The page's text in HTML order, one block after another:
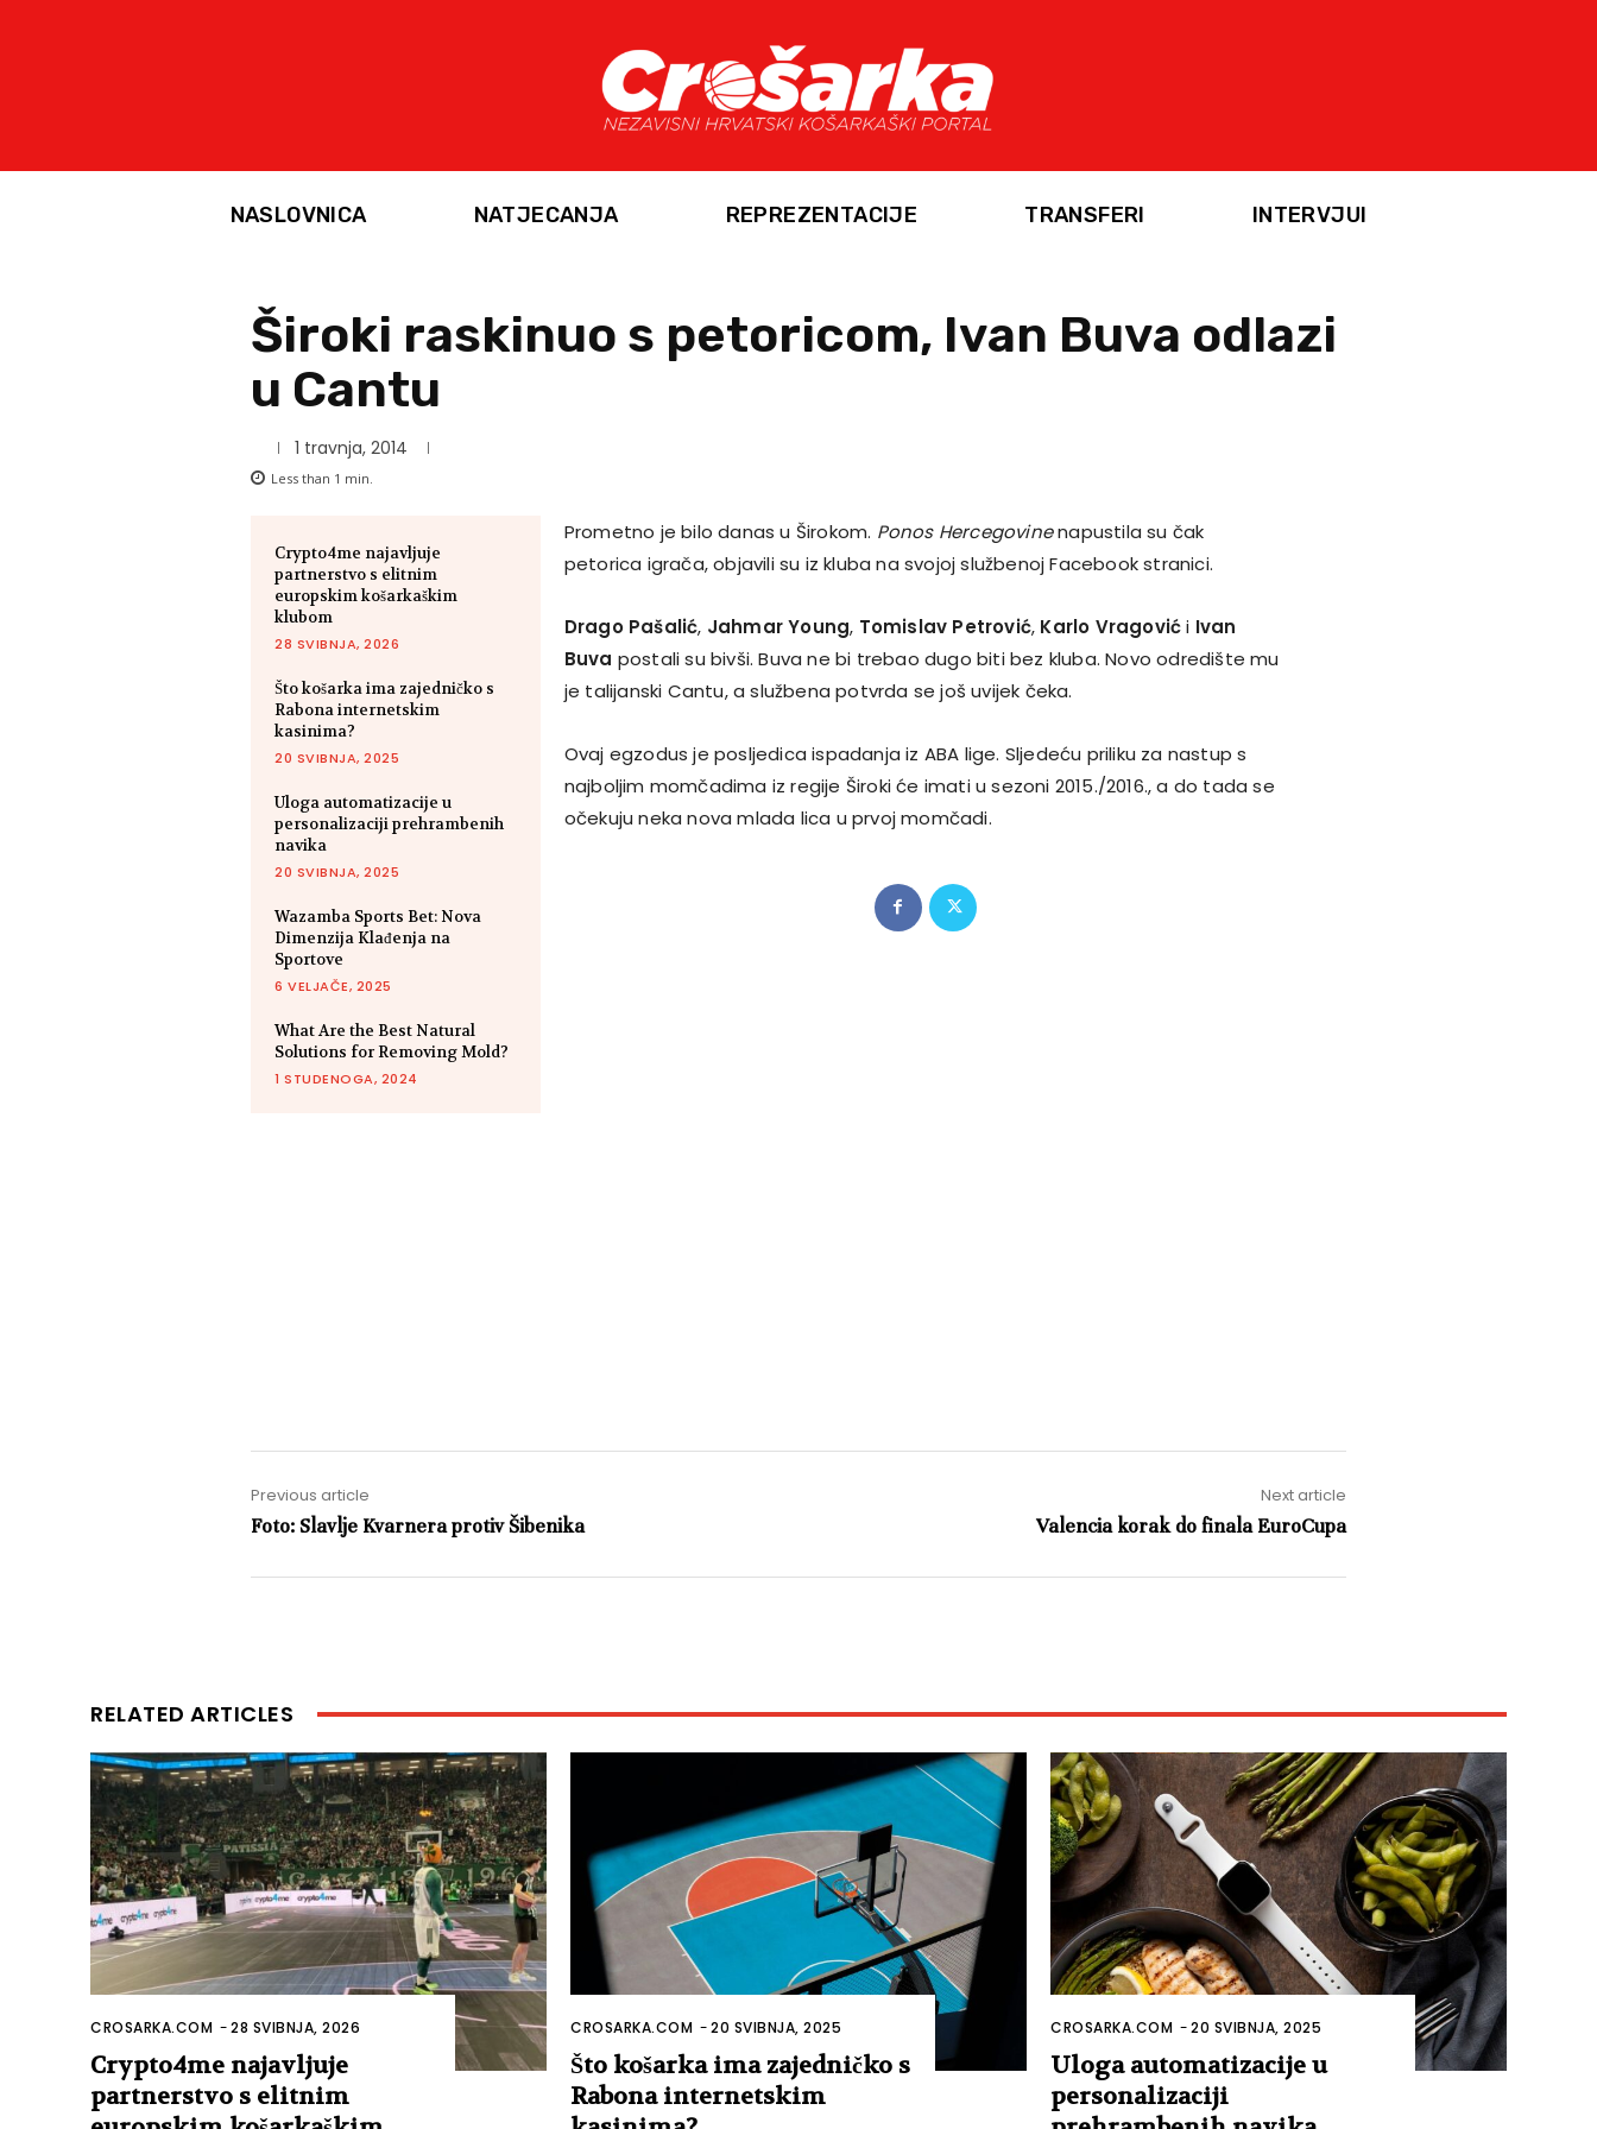
NASLOVNICA NATJECANJA REPREZENTACIJE TRANSFERI INTERVJUI
Široki raskinuo s petoricom, Ivan Buva odlazi
u Cantu
1 travnja, 2014
Less than 1 min.
Crypto4me najavljuje
partnerstvo s elitnim
europskim košarkaškim
klubom
28 SVIBNJA, 2026
Što košarka ima zajedničko s
Rabona internetskim
kasinima?
20 SVIBNJA, 2025
Uloga automatizacije u
personalizaciji prehrambenih
navika
20 SVIBNJA, 2025
Wazamba Sports Bet: Nova
Dimenzija Klađenja na
Sportove
6 VELJAČE, 2025
What Are the Best Natural
Solutions for Removing Mold?
1 STUDENOGA, 2024
Prometno je bilo danas u Širokom. Ponos Hercegovinenapustila su čak
petorica igrača, objavili su iz kluba na svojoj službenoj Facebook stranici.
Drago Pašalić, Jahmar Young, Tomislav Petrović, Karlo Vragovići Ivan
Buva postali su bivši. Buva ne bi trebao dugo biti bez kluba. Novo odredište mu
je talijanski Cantu, a službena potvrda se još uvijek čeka.
Ovaj egzodus je posljedica ispadanja iz ABA lige. Sljedeću priliku za nastup s
najboljim momčadima iz regije Široki će imati u sezoni 2015./2016., a do tada se
očekuju neka nova mlada lica u prvoj momčadi.
Previous article
Foto: Slavlje Kvarnera protiv Šibenika
Next article
Valencia korak do finala EuroCupa
RELATED ARTICLES
CROSARKA.COM -28 SVIBNJA, 2026
Crypto4me najavljuje
partnerstvo s elitnim
CROSARKA.COM -20 SVIBNJA, 2025
Što košarka ima zajedničko s
Rabona internetskim
CROSARKA.COM -20 SVIBNJA, 2025
Uloga automatizacije u
personalizaciji